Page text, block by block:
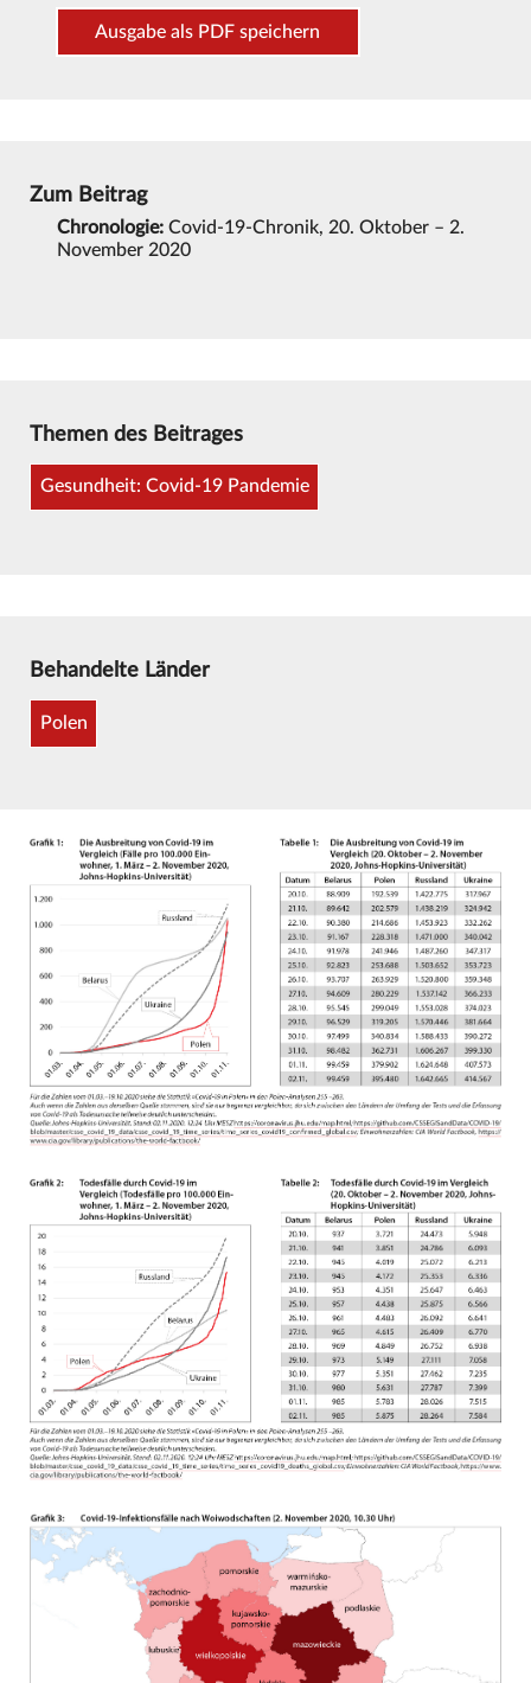
Ausgabe als PDF speichern
Zum Beitrag
Chronologie: Covid-19-Chronik, 20. Oktober – 2.
November 2020
Themen des Beitrages
Gesundheit: Covid-19 Pandemie
Behandelte Länder
Polen